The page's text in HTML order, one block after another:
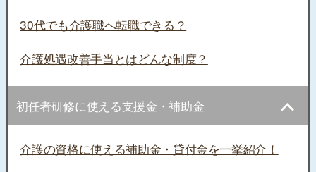
30代でも介護職へ転職できる？
介護処遇改善手当とはどんな制度？
初任者研修に使える支援金・補助金
介護の資格に使える補助金・貸付金を一挙紹介！